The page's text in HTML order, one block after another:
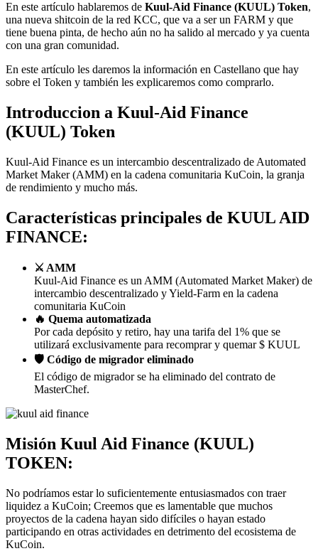
En este artículo hablaremos de Kuul-Aid Finance (KUUL) Token,
una nueva shitcoin de la red KCC, que va a ser un FARM y que
tiene buena pinta, de hecho aún no ha salido al mercado y ya cuenta
con una gran comunidad.
En este artículo les daremos la información en Castellano que hay
sobre el Token y también les explicaremos como comprarlo.
Introduccion a Kuul-Aid Finance
(KUUL) Token
Kuul-Aid Finance es un intercambio descentralizado de Automated
Market Maker (AMM) en la cadena comunitaria KuCoin, la granja
de rendimiento y mucho más.
Características principales de KUUL AID
FINANCE:
⚔️ AMM
Kuul-Aid Finance es un AMM (Automated Market Maker) de
intercambio descentralizado y Yield-Farm en la cadena
comunitaria KuCoin
🔥 Quema automatizada
Por cada depósito y retiro, hay una tarifa del 1% que se
utilizará exclusivamente para recomprar y quemar $ KUUL
🛡 Código de migrador eliminado
El código de migrador se ha eliminado del contrato de
MasterChef.
Misión Kuul Aid Finance (KUUL)
TOKEN:
No podríamos estar lo suficientemente entusiasmados con traer
liquidez a KuCoin; Creemos que es lamentable que muchos
proyectos de la cadena hayan sido difíciles o hayan estado
participando en otras actividades en detrimento del ecosistema de
KuCoin.